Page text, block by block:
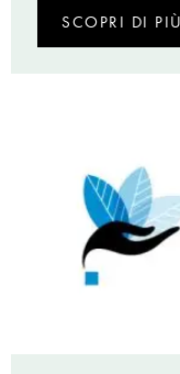
SCOPRI DI PIÙ